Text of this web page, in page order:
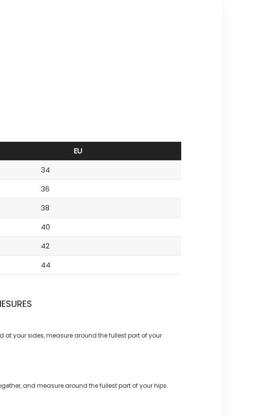
EU
34
36
38
40
42
44
at your sides, measure around the fullest part of your
and measure around the fullest part of your hips.